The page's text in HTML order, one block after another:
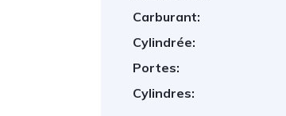
Carburant:
Cylindrée:
Portes:
Cylindres: